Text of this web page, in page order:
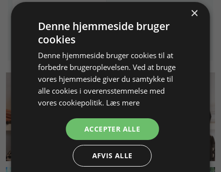
Info Læg i kurv
KUNDESERVICE
×
Denne hjemmeside bruger
cookies
Denne hjemmeside bruger cookies til at
forbedre brugeroplevelsen. Ved at bruge
vores hjemmeside giver du samtykke til
alle cookies i overensstemmelse med
vores cookiepolitik. Læs mere
ACCEPTER ALLE
AFVIS ALLE